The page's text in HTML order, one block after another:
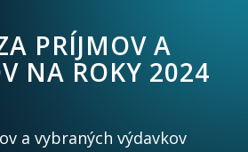
PRÍJMOV A
NA ROKY 2024
a vybraných výdavkov